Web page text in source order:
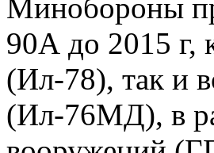
Минобороны
90А до 2015 г,
(Ил-78), так и
(Ил-76МД), в